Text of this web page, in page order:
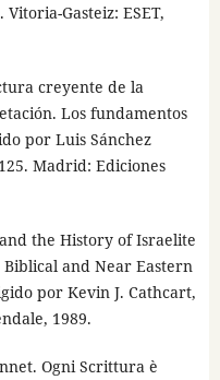
Gasteiz: ESET,
creyente de la
Los fundamentos
por Luis Sánchez
Madrid: Ediciones
the History of Israelite
Biblical and Near Eastern
por Kevin J. Cathcart,
1989.
Ogni Scrittura è